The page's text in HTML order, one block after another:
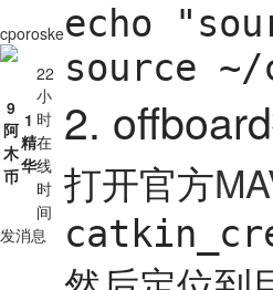
cporoske
9
阿
木
币
1
精
华
22
小
时
在
线
时
间
发消息
echo
source
2.
打开官方